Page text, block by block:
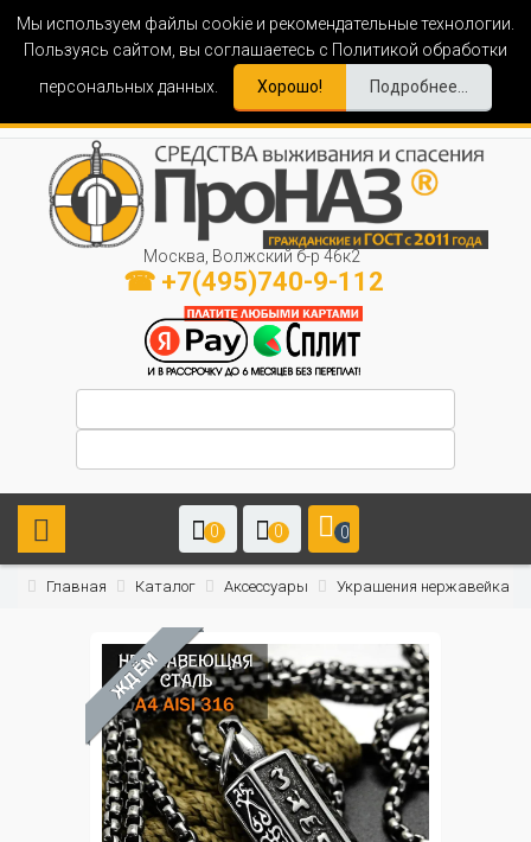
Мы используем файлы cookie и рекомендательные технологии.
Пользуясь сайтом, вы соглашаетесь с Политикой обработки
персональных данных.
Хорошо! Подробнее...
Москва, Волжский б-р 46к2
☎ +7(495)740-9-112
0 0 0
Главная Каталог Аксессуары Украшения нержавейка
ЖДЁМ